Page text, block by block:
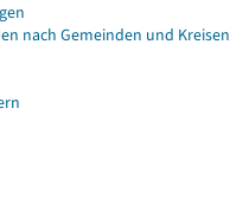
nach Gemeinden und Kreisen